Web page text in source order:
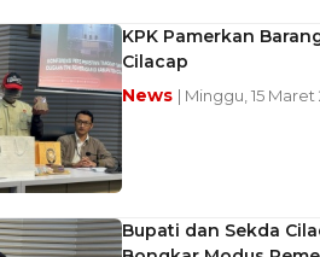
KPK Pamerkan
Cilacap
News | Minggu, 15 Maret
Bupati dan Sekda